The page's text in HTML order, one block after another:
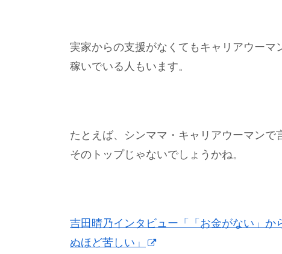
実家からの支援がなくてもキャリアウーマ
稼いでいる人もいます。
たとえば、シンママ・キャリアウーマン
そのトップじゃないでしょうかね。
吉田晴乃インタビュー「「お金がない」
ぬほど苦しい」